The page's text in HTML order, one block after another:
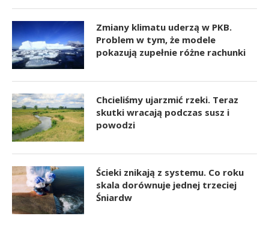
Zmiany klimatu uderzą w PKB.
Problem w tym, że modele
pokazują zupełnie różne rachunki
Chcieliśmy ujarzmić rzeki. Teraz
skutki wracają podczas susz i
powodzi
Ścieki znikają z systemu. Co roku
skala dorównuje jednej trzeciej
Śniardw